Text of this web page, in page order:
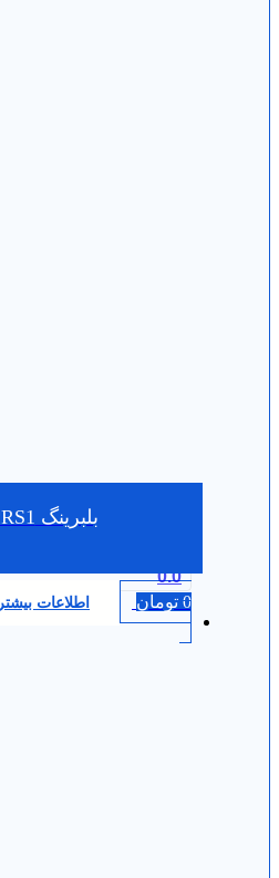
بلبرینگ W 6200-2RS1
0.0
0 تومان اطلاعات بیشتر